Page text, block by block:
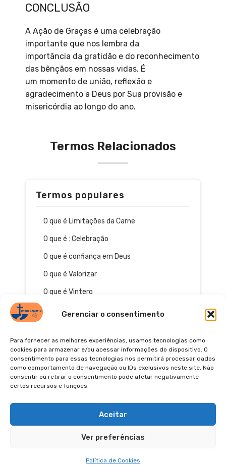
Gerenciar o consentimento
Para fornecer as melhores experiências, usamos tecnologias como
cookies para armazenar e/ou acessar informações do dispositivo. O
consentimento para essas tecnologias nos permitirá processar dados
como comportamento de navegação ou IDs exclusivos neste site. Não
consentir ou retirar o consentimento pode afetar negativamente
certos recursos e funções.
Aceitar
Ver preferências
Política de Cookies
CONCLUSÃO
A Ação de Graças é uma celebração
importante que nos lembra da
importância da gratidão e do reconhecimento
das bênçãos em nossas vidas. É
um momento de união, reflexão e
agradecimento a Deus por Sua provisão e
misericórdia ao longo do ano.
Termos Relacionados
Termos populares
O que é Limitações da Carne
O que é : Celebração
O que é confiança em Deus
O que é Valorizar
O que é Vintero
Pinterest
YouTube